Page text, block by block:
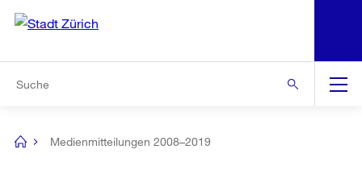
Navigation
[no
Medienmitteilungen 2008–2019